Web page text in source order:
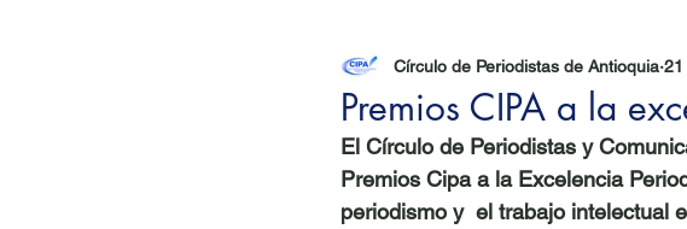
Premios CIPA a la
Círculo de Periodistas de Antioquia 21
El Círculo de Periodistas y
Premios Cipa a la Excelencia
periodismo y  el trabajo intelectual